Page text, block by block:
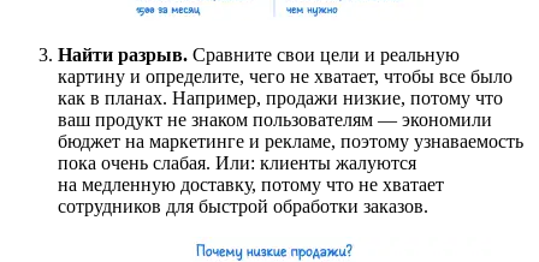
Найти разрыв. Сравните свои цели и реальную
картину и определите, чего не хватает, чтобы все было
как в планах. Например, продажи низкие, потому что
ваш продукт не знаком пользователям — экономили
бюджет на маркетинге и рекламе, поэтому узнаваемость
пока очень слабая. Или: клиенты жалуются
на медленную доставку, потому что не хватает
сотрудников для быстрой обработки заказов.